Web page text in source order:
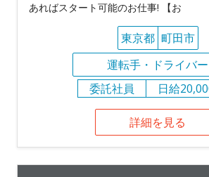
あればスタート可能のお仕事! 【お
東京都 町田市
運転手・ドライバー
委託社員
日給
詳細を見る